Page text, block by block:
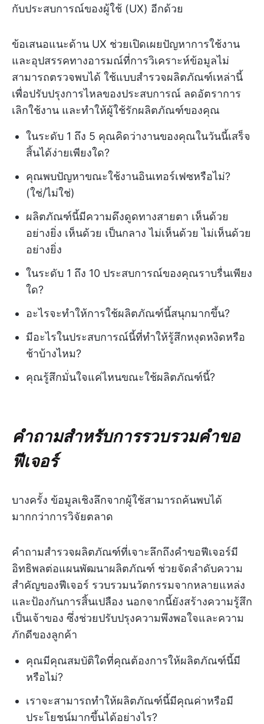
กับประสบการณ์ของผู้ใช้ (UX) อีกด้วย
ข้อเสนอแนะด้าน UX ช่วยเปิดเผยปัญหาการใช้งาน
และอุปสรรคทางอารมณ์ที่การวิเคราะห์ข้อมูลไม่
สามารถตรวจพบได้ ใช้แบบสำรวจผลิตภัณฑ์เหล่านี้
เพื่อปรับปรุงการไหลของประสบการณ์ ลดอัตราการ
เลิกใช้งาน และทำให้ผู้ใช้รักผลิตภัณฑ์ของคุณ
ในระดับ 1 ถึง 5 คุณคิดว่างานของคุณในวันนี้เสร็จ
สิ้นได้ง่ายเพียงใด?
คุณพบปัญหาขณะใช้งานอินเทอร์เฟซหรือไม่?
(ใช่/ไม่ใช่)
ผลิตภัณฑ์นี้มีความดึงดูดทางสายตา เห็นด้วย
อย่างยิ่ง เห็นด้วย เป็นกลาง ไม่เห็นด้วย ไม่เห็นด้วย
อย่างยิ่ง
ในระดับ 1 ถึง 10 ประสบการณ์ของคุณราบรื่นเพียง
ใด?
อะไรจะทำให้การใช้ผลิตภัณฑ์นี้สนุกมากขึ้น?
มีอะไรในประสบการณ์นี้ที่ทำให้รู้สึกหงุดหงิดหรือ
ช้าบ้างไหม?
คุณรู้สึกมั่นใจแค่ไหนขณะใช้ผลิตภัณฑ์นี้?
คำถามสำหรับการรวบรวมคำขอ
ฟีเจอร์
บางครั้ง ข้อมูลเชิงลึกจากผู้ใช้สามารถค้นพบได้
มากกว่าการวิจัยตลาด
คำถามสำรวจผลิตภัณฑ์ที่เจาะลึกถึงคำขอฟีเจอร์มี
อิทธิพลต่อแผนพัฒนาผลิตภัณฑ์ ช่วยจัดลำดับความ
สำคัญของฟีเจอร์ รวบรวมนวัตกรรมจากหลายแหล่ง
และป้องกันการสิ้นเปลือง นอกจากนี้ยังสร้างความรู้สึก
เป็นเจ้าของ ซึ่งช่วยปรับปรุงความพึงพอใจและความ
ภักดีของลูกค้า
คุณมีคุณสมบัติใดที่คุณต้องการให้ผลิตภัณฑ์นี้มี
หรือไม่?
เราจะสามารถทำให้ผลิตภัณฑ์นี้มีคุณค่าหรือมี
ประโยชน์มากขึ้นได้อย่างไร?